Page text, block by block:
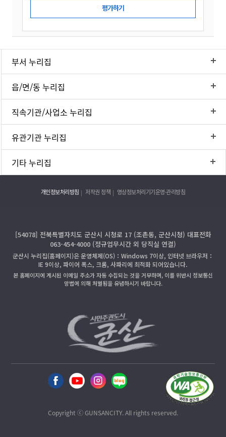
부서 누리집
읍/면/동 누리집
직속기관/사업소 누리집
유관기관 누리집
기타 누리집
개인정보처리방침 저작권 정책 영상정보처리기기운영·관리방침
[54078] 전북특별자치도 군산시 시청로 17 (조촌동, 군산시청) 대표전화
063-454-4000 (정규업무시간 외 당직실 연결)
군산시 누리집(홈페이지)은 운영체제(OS)：Windows 7이상, 인터넷 브라우저：
IE 9이상, 파이어 폭스, 크롬, 사파리에 최적화 되어있습니다.
본 홈페이지에 게시된 이메일 주소가 자동 수집되는 것을 거부하며, 이를 위반시 정보통신
망법에 의해 처벌됨을 유념하시기 바랍니다.
Copyright ⓒ GUNSANCITY. All rights reserved.